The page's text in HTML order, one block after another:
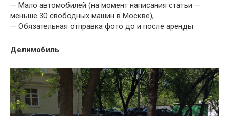
— Мало автомобилей (на момент написания статьи —
меньше 30 свободных машин в Москве),
— Обязательная отправка фото до и после аренды.
Делимобиль